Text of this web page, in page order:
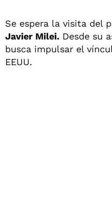
Se espera la visita del
Javier Milei. Desde su
busca impulsar el
EEUU.